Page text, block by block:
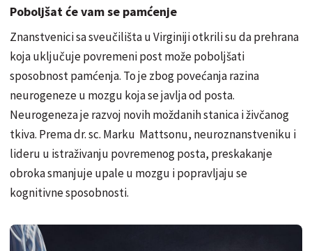
Poboljšat će vam se pamćenje
Znanstvenici sa sveučilišta u Virginiji otkrili su da prehrana
koja uključuje povremeni post može poboljšati
sposobnost pamćenja. To je zbog povećanja razina
neurogeneze u mozgu koja se javlja od posta.
Neurogeneza je razvoj novih moždanih stanica i živčanog
tkiva. Prema dr. sc. Marku Mattsonu, neuroznanstveniku i
lideru u istraživanju povremenog posta, preskakanje
obroka smanjuje upale u mozgu i popravljaju se
kognitivne sposobnosti.